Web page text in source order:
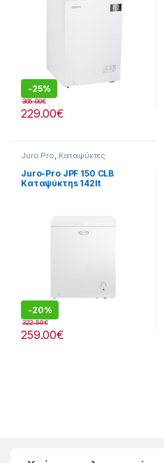
-25%
229.00€
305.00€
Juro Pro, Καταψύκτες
Juro-Pro JPF 150 CLB
Καταψύκτηs 142lt
-20%
259.00€
322.59€